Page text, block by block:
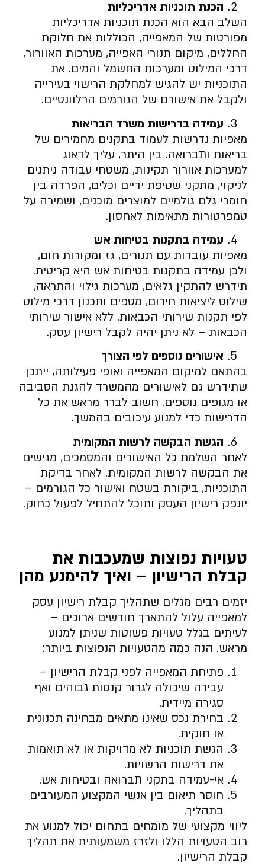
הכנת תוכניות אדריכליות
השלב הבא הוא הכנת תוכניות אדריכליות
מפורטות של המאפייה, הכוללות את חלוקת
החללים, מיקום תנורי האפייה, מערכות האוורור,
דרכי המילוט ומערכות החשמל והמים. את
התוכניות יש להגיש למחלקת הרישוי בעירייה
ולקבל את אישורם של הגורמים הרלוונטיים.
עמידה בדרישות משרד הבריאות
מאפיות נדרשות לעמוד בתקנים מחמירים של
בריאות ותברואה. בין היתר, עליך לדאוג
למערכות אוורור תקינות, משטחי עבודה ניתנים
לניקוי, מתקני שטיפת ידיים וכלים, הפרדה בין
חומרי גלם גולמיים למוצרים מוכנים, ושמירה על
טמפרטורות מתאימות לאחסון.
עמידה בתקנות בטיחות אש
מאפיות עובדות עם תנורים, גז ומקורות חום,
ולכן עמידה בתקנות בטיחות אש היא קריטית.
תידרש להתקין גלאים, מערכות גילוי והתראה,
שילוט ליציאות חירום, מטפים ותכנון דרכי מילוט
לפי תקנות שירותי הכבאות. ללא אישור שירותי
הכבאות – לא ניתן יהיה לקבל רישיון עסק.
אישורים נוספים לפי הצורך
בהתאם למיקום המאפייה ואופי פעילותה, ייתכן
שתידרש גם לאישורים מהמשרד להגנת הסביבה
או מגופים נוספים. חשוב לברר מראש את כל
הדרישות כדי למנוע עיכובים בהמשך.
הגשת הבקשה לרשות המקומית
לאחר השלמת כל האישורים והמסמכים, מגישים
את הבקשה לרשות המקומית. לאחר בדיקת
התוכניות, ביקורת בשטח ואישור כל הגורמים –
יונפק רישיון העסק ותוכל להתחיל לפעול כחוק.
טעויות נפוצות שמעכבות את
קבלת הרישיון – ואיך להימנע מהן
יזמים רבים מגלים שתהליך קבלת רישיון עסק
למאפייה עלול להתארך חודשים ארוכים –
לעיתים בגלל טעויות פשוטות שניתן למנוע
מראש. הנה כמה מהטעויות הנפוצות ביותר:
פתיחת המאפייה לפני קבלת הרישיון –
עבירה שיכולה לגרור קנסות גבוהים ואף
סגירה מיידית.
בחירת נכס שאינו מתאים מבחינה תכנונית
או חוקית.
הגשת תוכניות לא מדויקות או לא תואמות
את דרישות הרשויות.
אי-עמידה בתקני תברואה ובטיחות אש.
חוסר תיאום בין אנשי המקצוע המעורבים
בתהליך.
ליווי מקצועי של מומחים בתחום יכול למנוע את
רוב הטעויות הללו ולזרז משמעותית את תהליך
קבלת הרישיון.